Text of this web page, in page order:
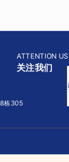
ATTENTION US
关注我们
栋305